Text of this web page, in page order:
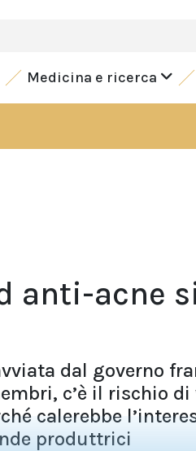
Medicina e ricerca
anti-acne
dal governo
c’è il rischio di
calerebbe
produttrici